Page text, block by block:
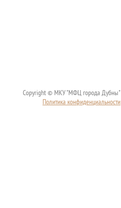
Copyright © МКУ "МФЦ города Дубны"
Политика конфиденциальности